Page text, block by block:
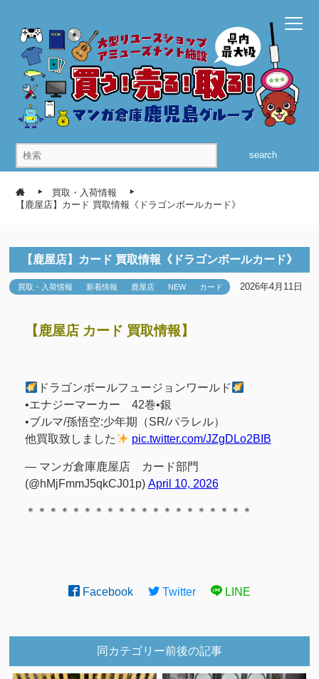
search
買取・入荷情報
【鹿屋店】カード 買取情報《ドラゴンボールカード》
【鹿屋店】カード 買取情報《ドラゴンボールカード》
買取・入荷情報 新着情報 鹿屋店 NEW カード 2026年4月11日
【鹿屋店 カード 買取情報】
ドラゴンボールフュージョンワールド
•エナジーマーカー 42巻•銀
•ブルマ/孫悟空:少年期（SR/パラレル）
他買取致しました
pic.twitter.com/JZgDLo2BIB
— マンガ倉庫鹿屋店 カード部門
(@hMjFmmJ5qkCJ01p) April 10, 2026
＊＊＊＊＊＊＊＊＊＊＊＊＊＊＊＊＊＊＊＊
Facebook Twitter LINE
同カテゴリー前後の記事